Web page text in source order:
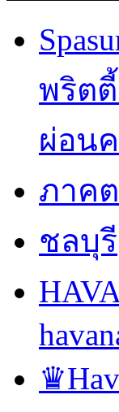
พริต
ผ่อน
ภาค
ชลบุรี